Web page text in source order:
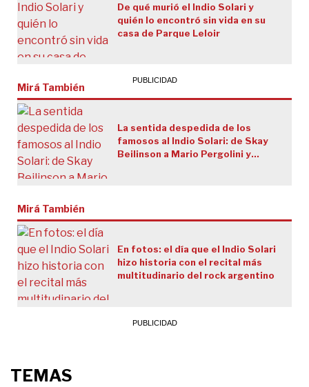
De qué murió el Indio Solari y
quién lo encontró sin vida en su
casa de Parque Leloir
Mirá También
La sentida despedida de los
famosos al Indio Solari: de Skay
Beilinson a Mario Pergolini y
Mirá También
En fotos: el día que el Indio Solari
hizo historia con el recital más
multitudinario del rock argentino
TEMAS